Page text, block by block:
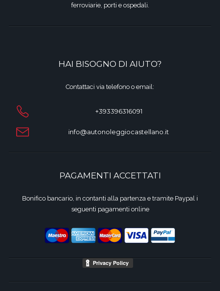
ferroviarie, porti e ospedali.
HAI BISOGNO DI AIUTO?
Contattaci via telefono o email:
+393396316091
info@autonoleggiocastellano.it
PAGAMENTI ACCETTATI
Bonifico bancario, in contanti alla partenza e tramite Paypal i
seguenti pagamenti online